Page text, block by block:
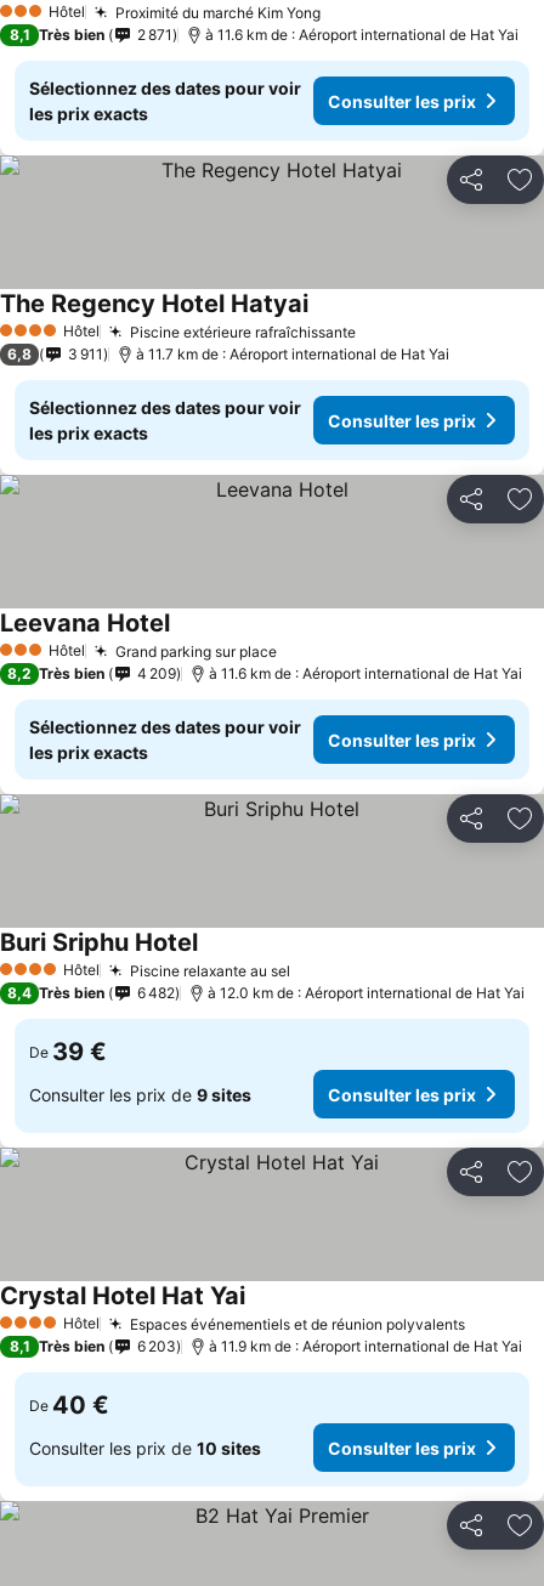
3 ÉtoilesHôtel Proximité du marché Kim Yong
8,1 Très bien 2 871 à 11.6 km de : Aéroport international de Hat Yai
Sélectionnez des dates pour voir
les prix exacts
Consulter les prix
Partager
4 Étoiles Hôtel Piscine extérieure rafraîchissante
The Regency Hotel Hatyai
6,8 3 911 à 11.7 km de : Aéroport international de Hat Yai
Sélectionnez des dates pour voir
les prix exacts
Consulter les prix
Partager
3 ÉtoilesHôtel Grand parking sur place
Leevana Hotel
8,2 Très bien 4 209 à 11.6 km de : Aéroport international de Hat Yai
Sélectionnez des dates pour voir
les prix exacts
Consulter les prix
Partager
4 Étoiles Hôtel Piscine relaxante au sel
Buri Sriphu Hotel
8,4 Très bien 6 482 à 12.0 km de : Aéroport international de Hat Yai
De 39 €
Consulter les prix de 9 sites Consulter les prix
Partager
4 Étoiles Hôtel Espaces événementiels et de réunion polyvalents
Crystal Hotel Hat Yai
8,1 Très bien 6 203 à 11.9 km de : Aéroport international de Hat Yai
De 40 €
Consulter les prix de 10 sites Consulter les prix
Partager